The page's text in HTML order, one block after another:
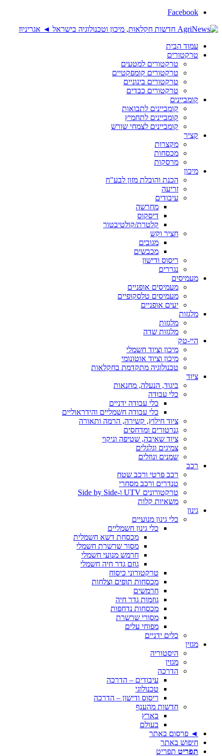
Facebook
עמוד הבית
טרקטורים
טרקטורים למטעים
טרקטורים קומפקטיים
טרקטורים בינוניים
טרקטורים כבדים
קומביינים
קומביינים לתבואות
קומביינים לתחמיץ
קומביינים לצמחי שורש
קציר
מקצרות
מכסחות
מרסקות
מיכון
הכנת והובלת מזון לבע"ח
זריעה
עיבודים
מחרשה
דיסקוס
קלטרת/קולטיבטור
חציר וקש
מגובים
מכבשים
ריסוס ודישון
נגררים
מעמיסים
מעמיסים אופניים
מעמיסים טלסקופיים
יעים אופניים
מלגזות
מלגזות
מלגזות שדה
היי-טק
מיכון וציוד חשמלי
מיכון וציוד אוטונומי
טכנולוגיה מתקדמת בחקלאות
ציוד
ביגוד, הנעלה, מחנאות
כלי עבודה
כלי עבודה ידניים
כלי עבודה חשמליים והידראוליים
ציוד חילוץ, קשירה, הרמה ותאורה
גנרטורים ומדחסים
ציוד שאיבה, שטיפה וניקוי
צמיגים וגלגלים
שמנים ונוזלים
רכב
רכב פרטי ורכב שטח
טנדרים ורכב מסחרי
טרקטורונים UTV ו-Side by Side
משאיות קלות
גינון
כלי גינון מנועיים
כלי גינון חשמליים
מכסחת דשא חשמלית
מסור שרשרת חשמלי
חרמש מנועי חשמלי
גוזם גדר חיה חשמלי
טרקטורוני כיסוח
מכסחות תופים וצלחות
חרמשים
גוזמות גדר חיה
מכסחות נדחפות
מסורי שרשרת
מפוחי עלים
כלים ידניים
מגזין
היסטוריה
מגזין
הדרכה
עיבודים – הדרכה
טכנולוגי
ריסוס ודישון – הדרכה
חדשות מהענף
בארץ
בעולם
◄ פרסום באתר
חיפוש באתר
תפריט תפריט